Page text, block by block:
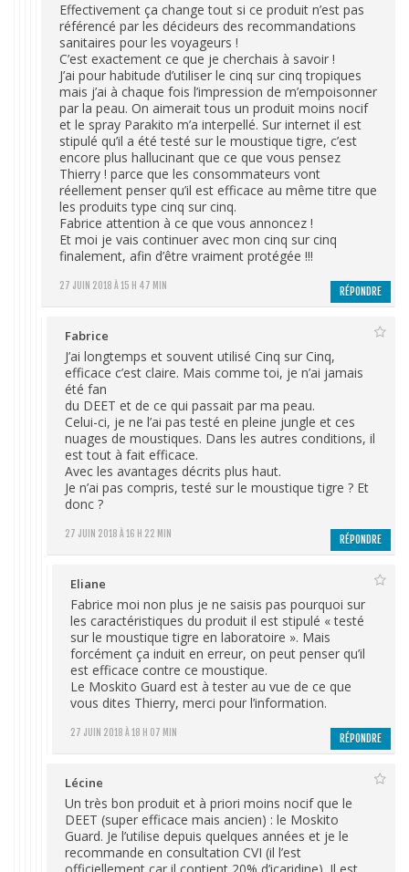
27 JUIN 2018 À 15 H 47 MIN
Effectivement ça change tout si ce produit n’est pas
référencé par les décideurs des recommandations
sanitaires pour les voyageurs !
C’est exactement ce que je cherchais à savoir !
J’ai pour habitude d’utiliser le cinq sur cinq tropiques
mais j’ai à chaque fois l’impression de m’empoisonner
par la peau. On aimerait tous un produit moins nocif
et le spray Parakito m’a interpellé. Sur internet il est
stipulé qu’il a été testé sur le moustique tigre, c’est
encore plus hallucinant que ce que vous pensez
Thierry ! parce que les consommateurs vont
réellement penser qu’il est efficace au même titre que
les produits type cinq sur cinq.
Fabrice attention à ce que vous annoncez !
Et moi je vais continuer avec mon cinq sur cinq
finalement, afin d’être vraiment protégée !!!
RÉPONDRE
Fabrice
27 JUIN 2018 À 16 H 22 MIN
J’ai longtemps et souvent utilisé Cinq sur Cinq,
efficace c’est claire. Mais comme toi, je n’ai jamais
été fan
du DEET et de ce qui passait par ma peau.
Celui-ci, je ne l’ai pas testé en pleine jungle et ces
nuages de moustiques. Dans les autres conditions, il
est tout à fait efficace.
Avec les avantages décrits plus haut.
Je n’ai pas compris, testé sur le moustique tigre ? Et
donc ?
RÉPONDRE
Eliane
27 JUIN 2018 À 18 H 07 MIN
Fabrice moi non plus je ne saisis pas pourquoi sur
les caractéristiques du produit il est stipulé « testé
sur le moustique tigre en laboratoire ». Mais
forcément ça induit en erreur, on peut penser qu’il
est efficace contre ce moustique.
Le Moskito Guard est à tester au vue de ce que
vous dites Thierry, merci pour l’information.
RÉPONDRE
Lécine
Un très bon produit et à priori moins nocif que le
DEET (super efficace mais ancien) : le Moskito
Guard. Je l’utilise depuis quelques années et je le
recommande en consultation CVI (il l’est